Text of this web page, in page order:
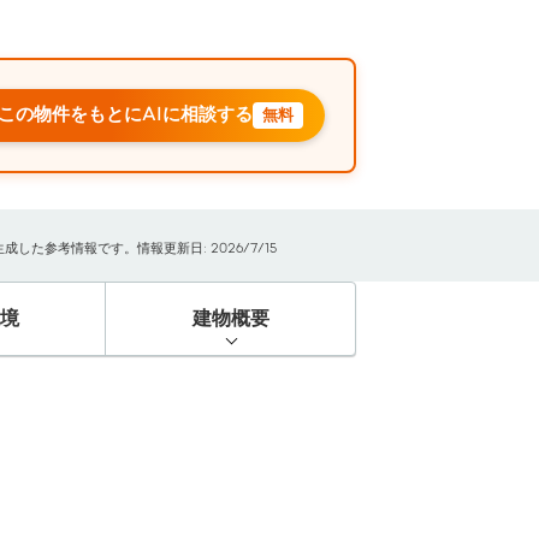
の物件をもとにAIに相談する 無料
した参考情報です。情報更新日: 2026/7/15
建物概要